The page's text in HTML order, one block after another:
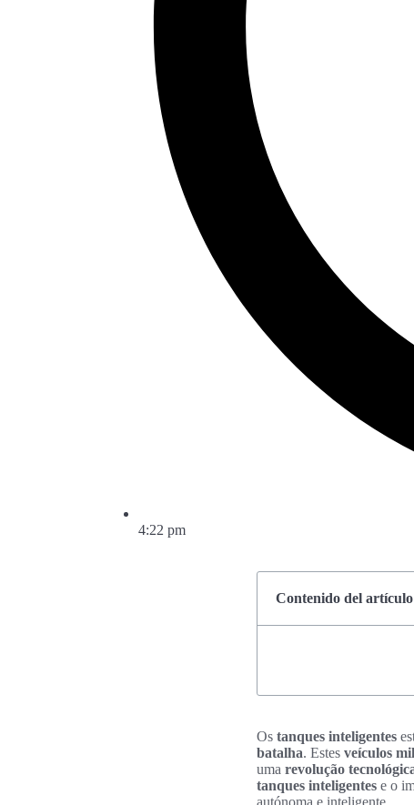
4:22 pm
Contenido del artículo
Os tanques inteligentes
batalha. Estes veículos
uma revolução
tanques inteligentes e o